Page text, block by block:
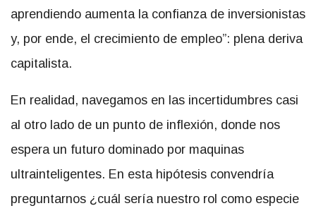
aprendiendo aumenta la confianza de inversionistas
y, por ende, el crecimiento de empleo”: plena deriva
capitalista.
En realidad, navegamos en las incertidumbres casi
al otro lado de un punto de inflexión, donde nos
espera un futuro dominado por maquinas
ultrainteligentes. En esta hipótesis convendría
preguntarnos ¿cuál sería nuestro rol como especie